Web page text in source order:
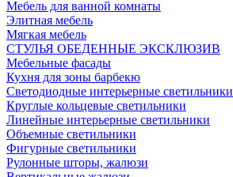
Мебель для ванной комнаты
Элитная мебель
Мягкая мебель
СТУЛЬЯ ОБЕДЕННЫЕ ЭКСКЛЮЗИВ
Мебельные фасады
Кухня для зоны барбекю
Светодиодные интерьерные светильники
Круглые кольцевые светильники
Линейные интерьерные светильники
Объемные светильники
Фигурные светильники
Рулонные шторы, жалюзи